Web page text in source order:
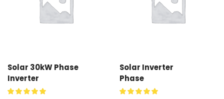
Solar 30kW Phase
Inverter
Solar Inverter
Phase